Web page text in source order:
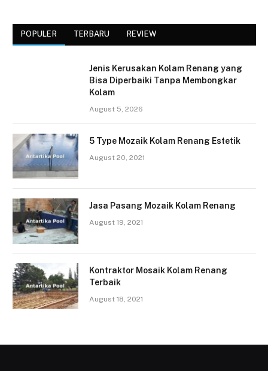
POPULER TERBARU REVIEW
Jenis Kerusakan Kolam Renang yang
Bisa Diperbaiki Tanpa Membongkar
Kolam
August 5, 2026
5 Type Mozaik Kolam Renang Estetik
August 20, 2021
Jasa Pasang Mozaik Kolam Renang
August 19, 2021
Kontraktor Mosaik Kolam Renang
Terbaik
August 18, 2021